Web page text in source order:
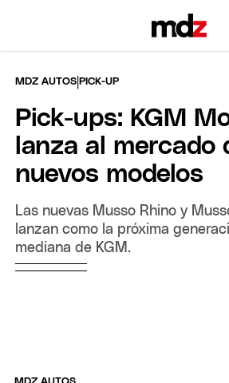
MDZ AUTOS |PICK-UP
Pick-ups: KGM
lanza al mercado
nuevos modelos
Las nuevas Musso Rhino y
lanzan como la próxima
mediana de KGM.